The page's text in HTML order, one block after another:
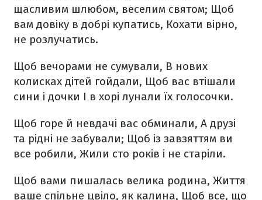
щасливим шлюбом, веселим святом; Щоб
вам довіку в добрі купатись, Кохати вірно,
не розлучатись.
Щоб вечорами не сумували, В нових
колисках дітей гойдали, Щоб вас втішали
сини і дочки І в хорі лунали їх голосочки.
Щоб горе й невдачі вас обминали, А друзі
та рідні не забували; Щоб із завзяттям ви
все робили, Жили сто років і не старіли.
Щоб вами пишалась велика родина, Життя
ваше спільне цвіло, як калина, Щоб все, що